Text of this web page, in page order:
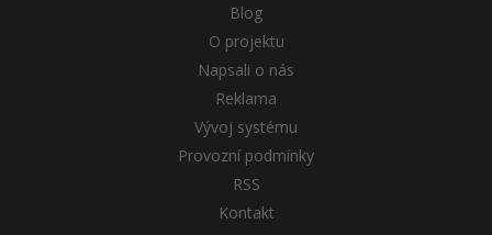
Blog
O projektu
Napsali o nás
Reklama
Vývoj systému
Provozní podmínky
RSS
Kontakt